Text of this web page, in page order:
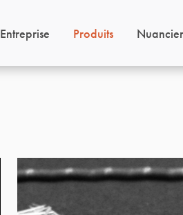
Entreprise Produits Nuancier